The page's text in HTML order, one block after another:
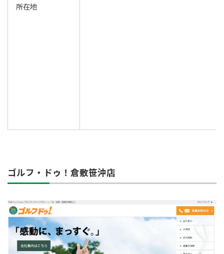
所在地
ゴルフ・ドゥ！倉敷笹沖店